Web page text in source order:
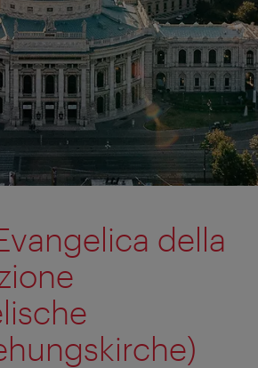
della